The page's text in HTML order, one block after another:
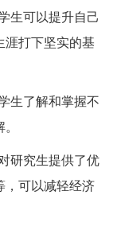
生可以提升自己
涯打下坚实的基
生了解和掌握不
研究生提供了优
，可以减轻经济